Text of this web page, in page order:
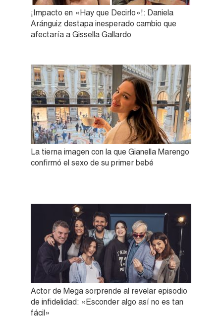
¡Impacto en «Hay que Decirlo»!: Daniela
Aránguiz destapa inesperado cambio que
afectaría a Gissella Gallardo
La tierna imagen con la que Gianella Marengo
confirmó el sexo de su primer bebé
Actor de Mega sorprende al revelar episodio
de infidelidad: «Esconder algo así no es tan
fácil»